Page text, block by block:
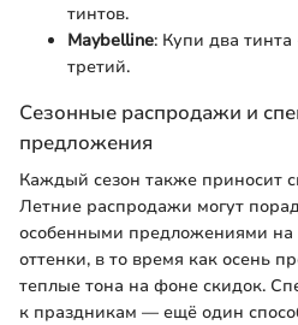
тинтов.
Maybelline: Купи два
третий.
Сезонные распродажи и
предложения
Каждый сезон также приносит
Летние распродажи могут
особенными предложениями на
оттенки, в то время как осень
теплые тона на фоне скидок.
к праздникам — ещё один